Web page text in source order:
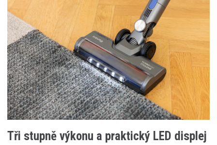
Tři stupně výkonu a praktický LED displej